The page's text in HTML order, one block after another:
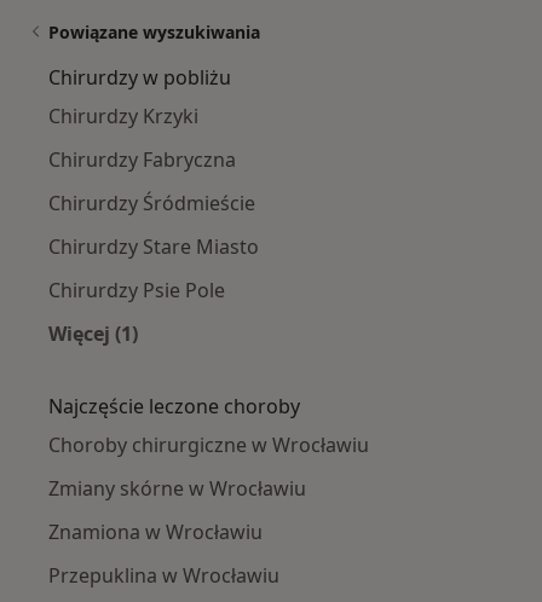
Powiązane wyszukiwania
Chirurdzy w pobliżu
Chirurdzy Krzyki
Chirurdzy Fabryczna
Chirurdzy Śródmieście
Chirurdzy Stare Miasto
Chirurdzy Psie Pole
Więcej (1)
Najczęście leczone choroby
Choroby chirurgiczne w Wrocławiu
Zmiany skórne w Wrocławiu
Znamiona w Wrocławiu
Przepuklina w Wrocławiu